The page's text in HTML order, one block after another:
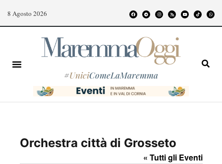
8 Agosto 2026
#UniciComeLaMaremma
Orchestra città di Grosseto
« Tutti gli Eventi